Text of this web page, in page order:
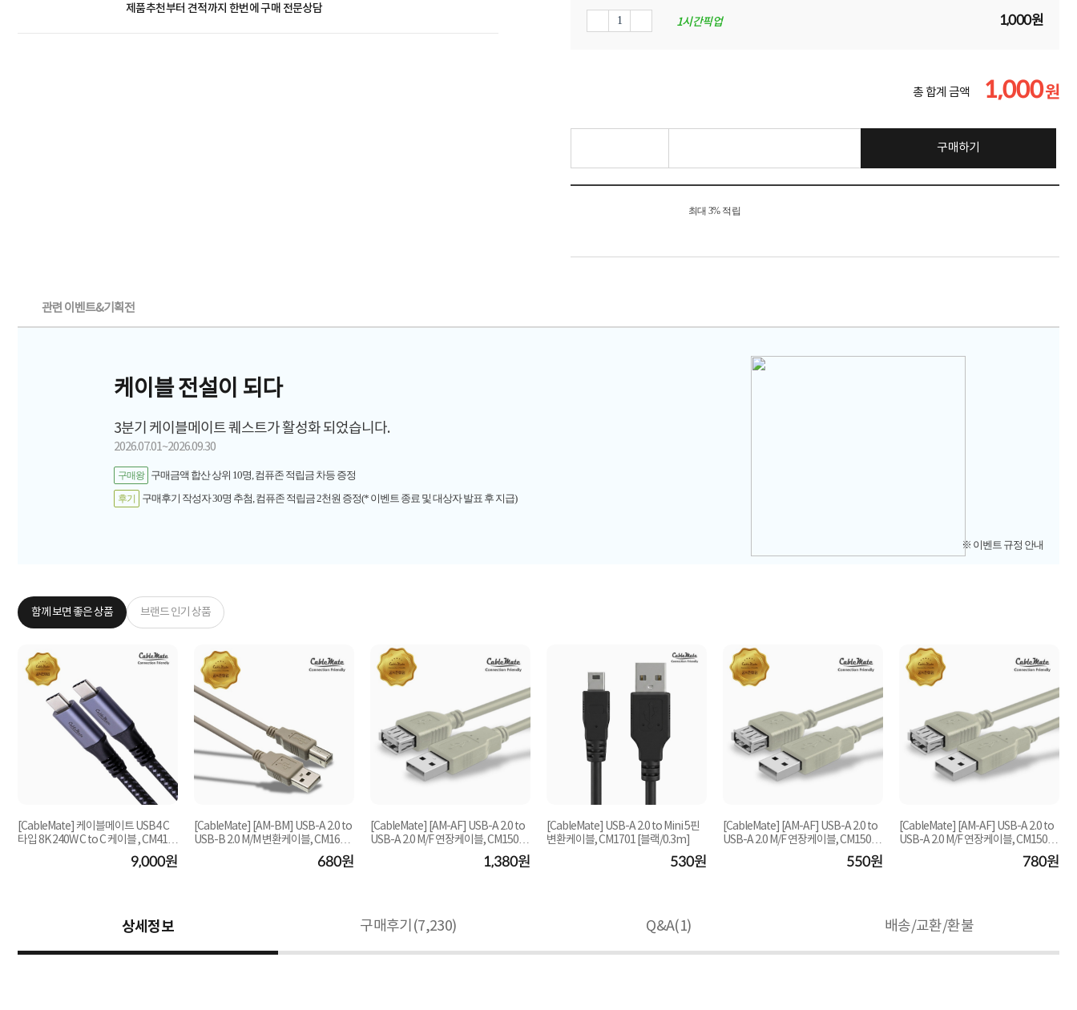
제품추천부터 견적까지 한번에구매 전문상담
1시간픽업 1,000원
총 합계 금액 1,000원
구매하기
최대 3% 적립
관련 이벤트&기획전
케이블 전설이 되다
3분기 케이블메이트 퀘스트가 활성화 되었습니다.
2026.07.01~2026.09.30
구매왕 구매금액 합산 상위 10명, 컴퓨존 적립금 차등 증정
후기 구매후기 작성자 30명 추첨, 컴퓨존 적립금 2천원 증정(* 이벤트 종료 및 대상자 발표 후 지급)
※ 이벤트 규정 안내
함께 보면 좋은 상품 브랜드 인기 상품
[CableMate] 케이블메이트 USB4 C
타입 8K 240W C to C 케이블 , CM416
9,000원
[CableMate] [AM-BM] USB-A 2.0 to
USB-B 2.0 M/M 변환케이블, CM1604
680원
[CableMate] [AM-AF] USB-A 2.0 to
USB-A 2.0 M/F 연장케이블, CM1508
1,380원
[CableMate] USB-A 2.0 to Mini 5핀
변환케이블, CM1701 [블랙/0.3m]
530원
[CableMate] [AM-AF] USB-A 2.0 to
USB-A 2.0 M/F 연장케이블, CM1502
550원
[CableMate] [AM-AF] USB-A 2.0 to
USB-A 2.0 M/F 연장케이블, CM1505
780원
상세정보 구매후기(7,230) Q&A(1) 배송/교환/환불